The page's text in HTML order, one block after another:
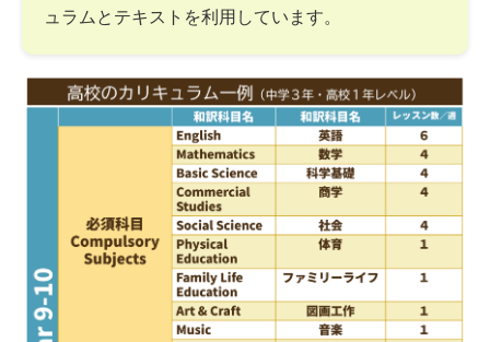
ュラムとテキストを利用しています。